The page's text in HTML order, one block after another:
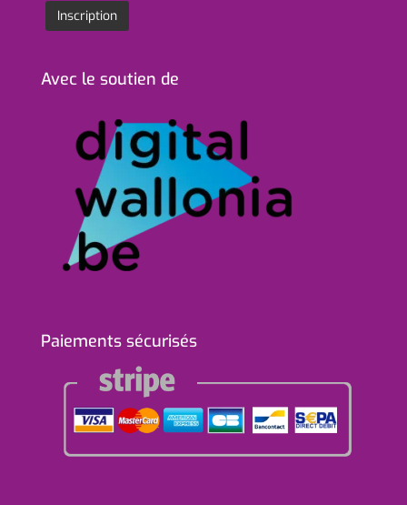
Avec le soutien de
Paiements sécurisés